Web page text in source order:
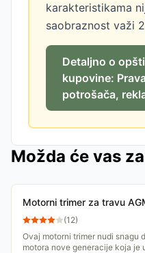
karakteristikama
saobraznost važi
Detaljno o
kupovine:
potrošača,
Možda će vas
Motorni trimer za travu
(12)
Ovaj motorni trimer nudi snagu
motora nove generacije koja je